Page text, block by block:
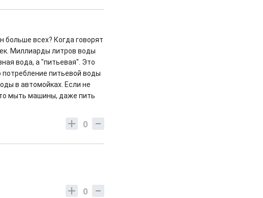
больше всех? Когда говорят
Миллиарды литров воды
вода, а "питьевая". Это
потребление питьевой воды
в автомойках. Если не
мыть машины, даже пить
0
0